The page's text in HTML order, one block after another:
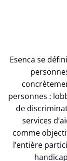
Esenca se
personnes :
de
services
comme
l’entière